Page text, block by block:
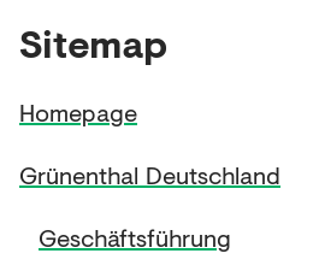
Sitemap
Homepage
Grünenthal Deutschland
Geschäftsführung